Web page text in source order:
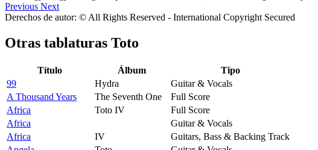
Previous Next
Derechos de autor: © All Rights Reserved - International Copyright Secured
Otras tablaturas Toto
Título Álbum
Tipo
99
Hydra
Guitar & Vocals
A Thousand Years
The Seventh One
Full Score
Africa
Toto IV
Full Score
Africa
Guitar & Vocals
Africa
IV
Guitars, Bass & Backing Track